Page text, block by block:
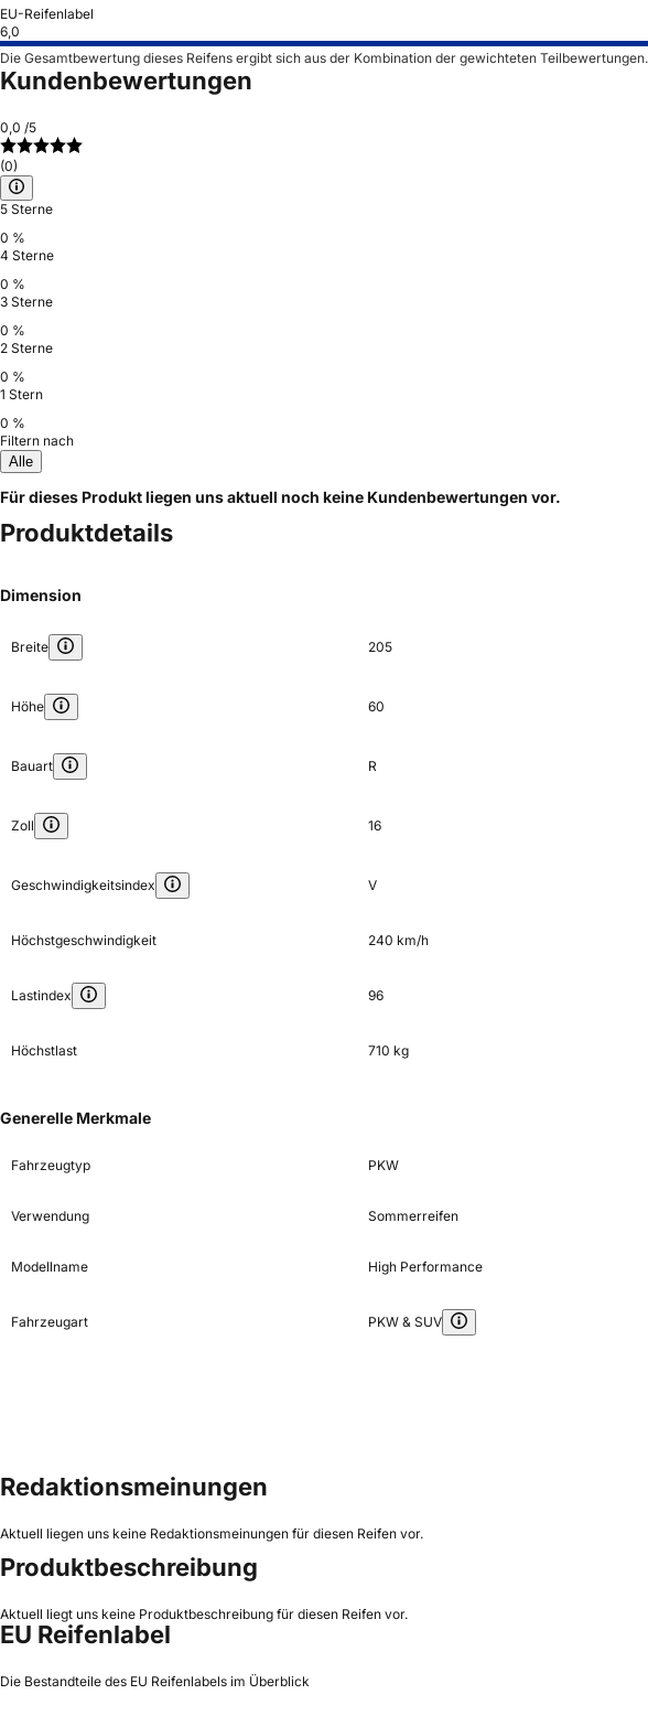
EU-Reifenlabel
6,0
Die Gesamtbewertung dieses Reifens ergibt sich aus der Kombination der gewichteten Teilbewertungen.
Kundenbewertungen
0,0 /5
(0)
5 Sterne
0 %
4 Sterne
0 %
3 Sterne
0 %
2 Sterne
0 %
1 Stern
0 %
Filtern nach
Alle
Für dieses Produkt liegen uns aktuell noch keine Kundenbewertungen vor.
Produktdetails
Dimension
Breite 205
Höhe 60
Bauart R
Zoll 16
Geschwindigkeitsindex V
Höchstgeschwindigkeit 240 km/h
Lastindex 96
Höchstlast 710 kg
Generelle Merkmale
Fahrzeugtyp PKW
Verwendung Sommerreifen
Modellname High Performance
Fahrzeugart PKW & SUV
Redaktionsmeinungen
Aktuell liegen uns keine Redaktionsmeinungen für diesen Reifen vor.
Produktbeschreibung
Aktuell liegt uns keine Produktbeschreibung für diesen Reifen vor.
EU Reifenlabel
Die Bestandteile des EU Reifenlabels im Überblick